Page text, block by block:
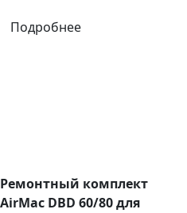
Подробнее
Ремонтный комплект
AirMac DBD 60/80 для